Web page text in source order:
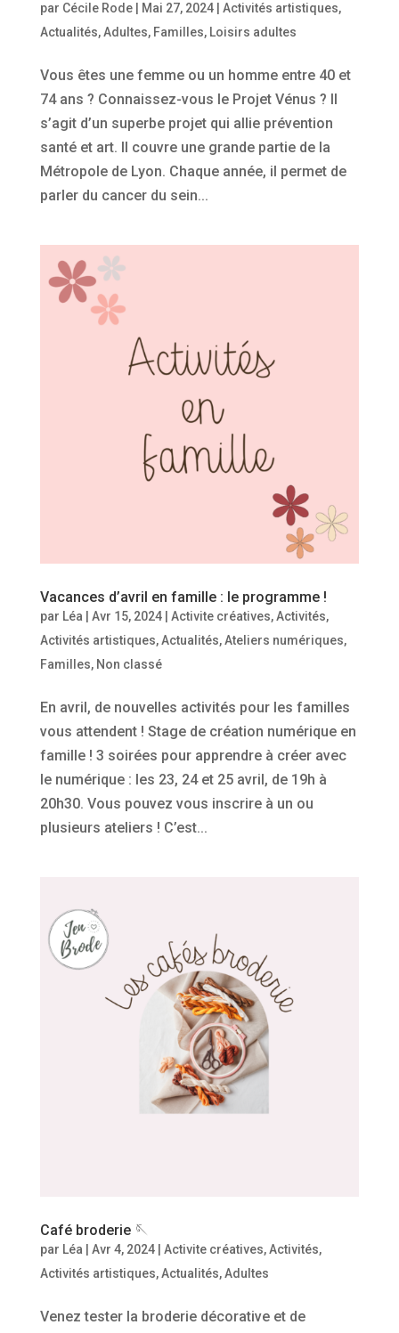
par Cécile Rode| Mai 27, 2024| Activités artistiques,
Actualités,Adultes, Familles, Loisirs adultes
Vous êtes une femme ou un homme entre 40 et
74 ans ? Connaissez-vous le Projet Vénus ? Il
s’agit d’un superbe projet qui allie prévention
santé et art. Il couvre une grande partie de la
Métropole de Lyon. Chaque année, il permet de
parler du cancer du sein...
Vacances d’avril en famille : le programme !
par Léa Avr 15, 2024| Activite créatives,Activités,
Activités artistiques,Actualités,Ateliers numériques,
Familles, Non classé
En avril, de nouvelles activités pour les familles
vous attendent ! Stage de création numérique en
famille ! 3 soirées pour apprendre à créer avec
le numérique : les 23, 24 et 25 avril, de 19h à
20h30. Vous pouvez vous inscrire à un ou
plusieurs ateliers ! C’est...
Café broderie 🪡
par Léa Avr 4, 2024| Activite créatives,Activités,
Activités artistiques,Actualités,Adultes
Venez tester la broderie décorative et de